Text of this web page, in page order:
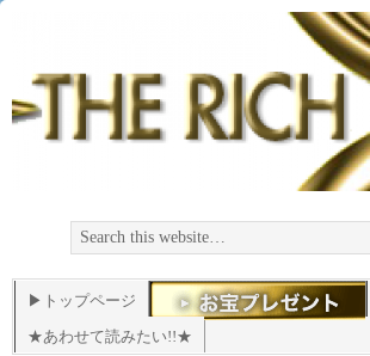
▶トップページ
★あわせて読みたい!!★